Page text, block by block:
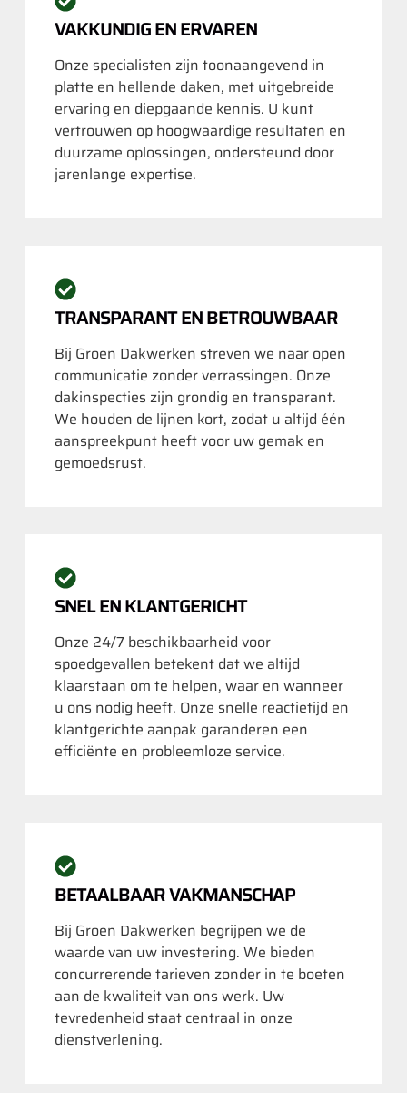
VAKKUNDIG EN ERVAREN
Onze specialisten zijn toonaangevend in
platte en hellende daken, met uitgebreide
ervaring en diepgaande kennis. U kunt
vertrouwen op hoogwaardige resultaten en
duurzame oplossingen, ondersteund door
jarenlange expertise.
TRANSPARANT EN BETROUWBAAR
Bij Groen Dakwerken streven we naar open
communicatie zonder verrassingen. Onze
dakinspecties zijn grondig en transparant.
We houden de lijnen kort, zodat u altijd één
aanspreekpunt heeft voor uw gemak en
gemoedsrust.
SNEL EN KLANTGERICHT
Onze 24/7 beschikbaarheid voor
spoedgevallen betekent dat we altijd
klaarstaan om te helpen, waar en wanneer
u ons nodig heeft. Onze snelle reactietijd en
klantgerichte aanpak garanderen een
efficiënte en probleemloze service.
BETAALBAAR VAKMANSCHAP
Bij Groen Dakwerken begrijpen we de
waarde van uw investering. We bieden
concurrerende tarieven zonder in te boeten
aan de kwaliteit van ons werk. Uw
tevredenheid staat centraal in onze
dienstverlening.